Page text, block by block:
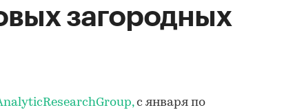
загородных
с января по